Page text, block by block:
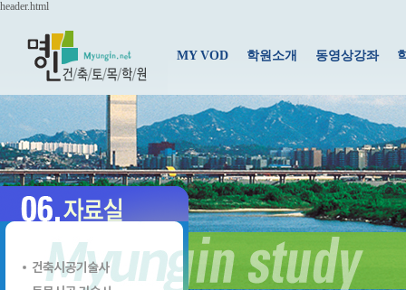
header.html
MY VOD 학원소개 동영상강좌